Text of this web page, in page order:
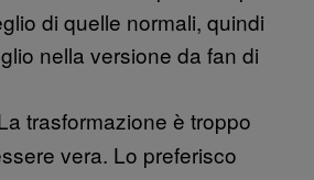
di quelle normali, quindi
nella versione da fan di
trasformazione è troppo
vera. Lo preferisco